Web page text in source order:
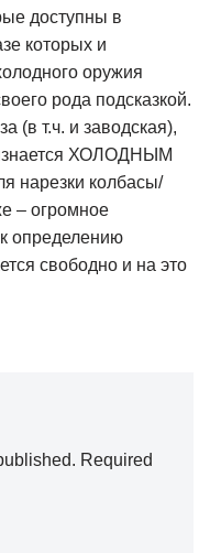
доступны в
которых и
оружия
рода подсказкой.
(в т.ч. и заводская),
ХОЛОДНЫМ
нарезки колбасы/
– огромное
определению
свободно и на это
Required